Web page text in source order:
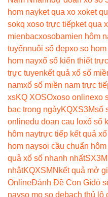
hom nayket qua xo xoket
sokq xoso trực tiếpket qua
mienbacxosobamien hôm
tuyếnnuôi số đẹpxo so hom
hom nayxổ số kiến thiết
trực tuyenkết quả xổ số
namxổ số miền nam trực
xsKQ XOSOxoso onlinexo
bac trong ngàyKQXS3Msố
onlinedu doan cau loxổ số
hôm naytrực tiếp kết quả
hom naysoi cầu chuẩn
quả xổ số nhanh nhất
nhậtKQXSMN kết quả mở
OnlineĐánh Đề Con Gìdò
nayso mo so debach thủ lô